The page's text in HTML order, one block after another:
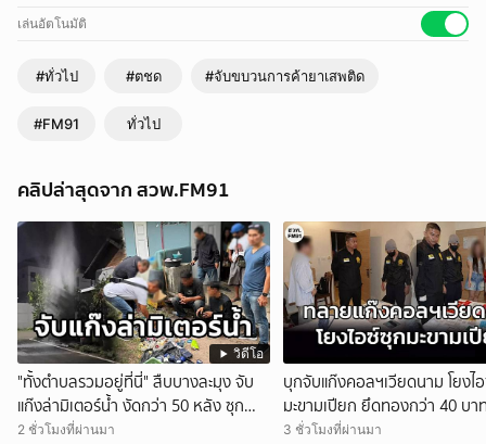
จ.กาฬสินธุ์ ยึดไอซ์กว่า 500 กิโลกรัม มูลค่ากว่า 60 ล้านบาท รายละเอียด
เล่นอัตโนมัติ
#ทั่วไป #ตชด #จับขบวนการค้ายาเสพติด
#FM91 ทั่วไป
คลิปล่าสุดจาก สวพ.FM91
วิดีโอ
"ทั้งตำบลรวมอยู่ที่นี่" สืบบางละมุง จับ
แก๊งล่ามิเตอร์น้ำ งัดกว่า 50 หลัง ซุก
ของกลางเต็มห้อง สารภาพขายหาเงิน
2 ชั่วโมงที่ผ่านมา
บุกจับแก๊งคอลฯเวียดนาม โยงไ
มะขามเปียก ยึดทองกว่า 40 บา
ร์ทโฟน ก่อนรวบเพื่อนร่วมทีมห
3 ชั่วโมงที่ผ่านมา